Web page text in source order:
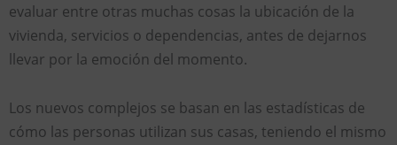
evaluar entre otras muchas cosas la ubicación de la
vivienda, servicios o dependencias, antes de dejarnos
llevar por la emoción del momento.
Los nuevos complejos se basan en las estadísticas de
cómo las personas utilizan sus casas, teniendo el mismo